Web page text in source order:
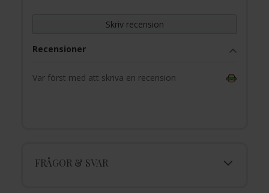
Skriv recension
Recensioner
Var först med att skriva en recension
FRÅGOR & SVAR